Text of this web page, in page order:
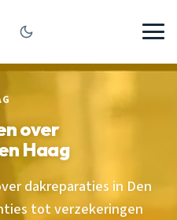
over
Haag
dakreparaties in Den
tot verzekeringen